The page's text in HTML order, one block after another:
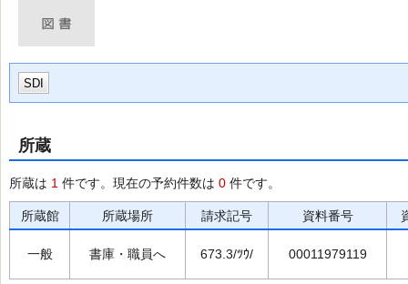
SDI
所蔵
所蔵は 1 件です。現在の予約件数は 0 件です。
所蔵館 所蔵場所 請求記号 資料番号
一般 書庫・職員へ 673.3/ﾂｳ/ 00011979119